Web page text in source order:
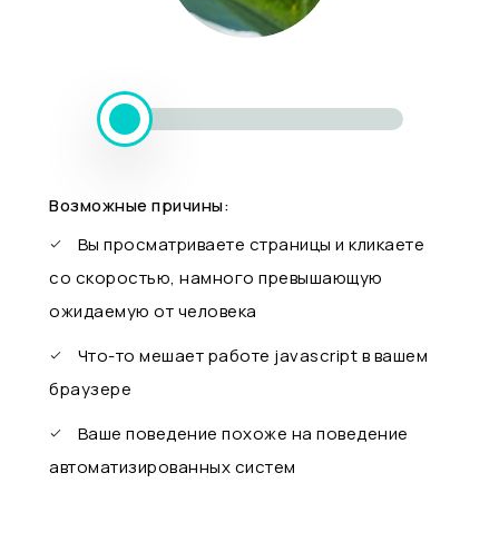
Возможные причины:
Вы просматриваете страницы и кликаете
со скоростью, намного превышающую
ожидаемую от человека
Что-то мешает работе javascript в вашем
браузере
Ваше поведение похоже на поведение
автоматизированных систем